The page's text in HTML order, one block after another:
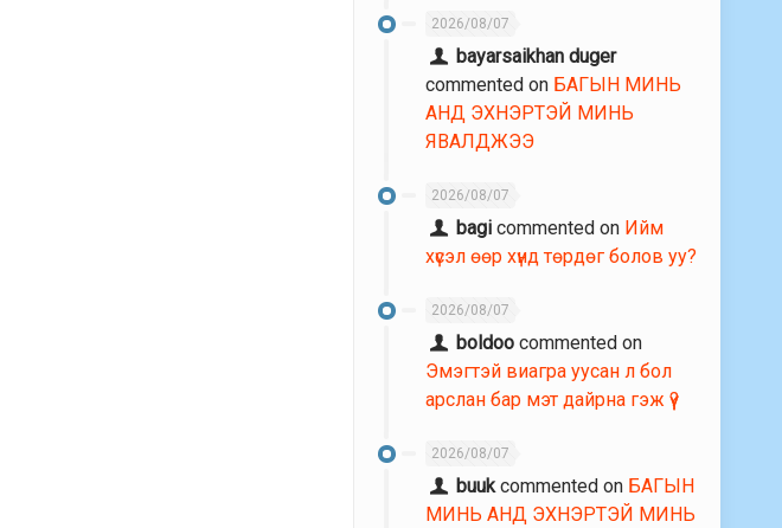
2026/08/07
bayarsaikhan duger
commented on БАГЫН МИНЬ
АНД ЭХНЭРТЭЙ МИНЬ
ЯВАЛДЖЭЭ
2026/08/07
bagi commented on Ийм
хүсэл өөр хүнд төрдөг болов уу?
2026/08/07
boldoo commented on
Эмэгтэй виагра уусан л бол
арслан бар мэт дайрна гэж үү?
2026/08/07
buukcommented on БАГЫН
МИНЬ АНД ЭХНЭРТЭЙ МИНЬ